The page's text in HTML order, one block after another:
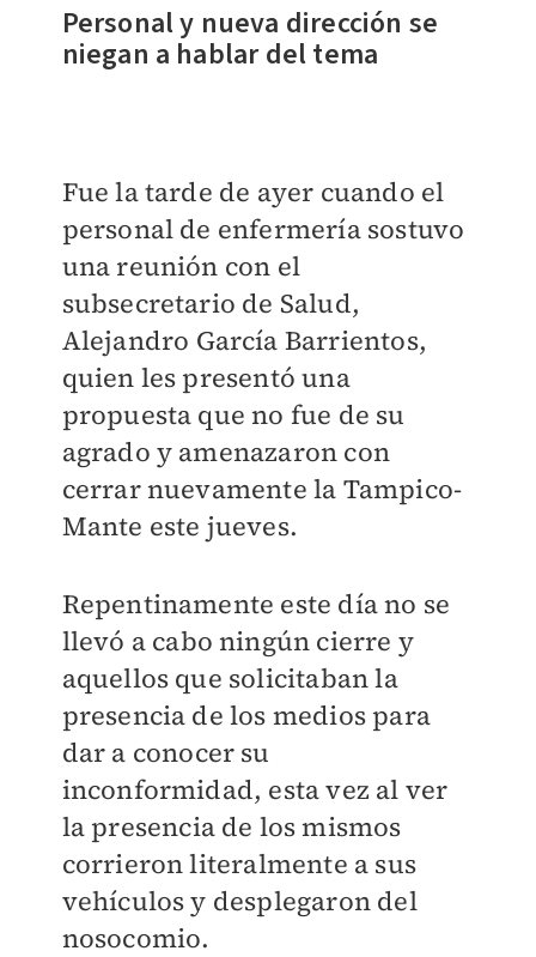
Personal y nueva dirección se
niegan a hablar del tema
Fue la tarde de ayer cuando el
personal de enfermería sostuvo
una reunión con el
subsecretario de Salud,
Alejandro García Barrientos,
quien les presentó una
propuesta que no fue de su
agrado y amenazaron con
cerrar nuevamente la Tampico-
Mante este jueves.
Repentinamente este día no se
llevó a cabo ningún cierre y
aquellos que solicitaban la
presencia de los medios para
dar a conocer su
inconformidad, esta vez al ver
la presencia de los mismos
corrieron literalmente a sus
vehículos y desplegaron del
nosocomio.